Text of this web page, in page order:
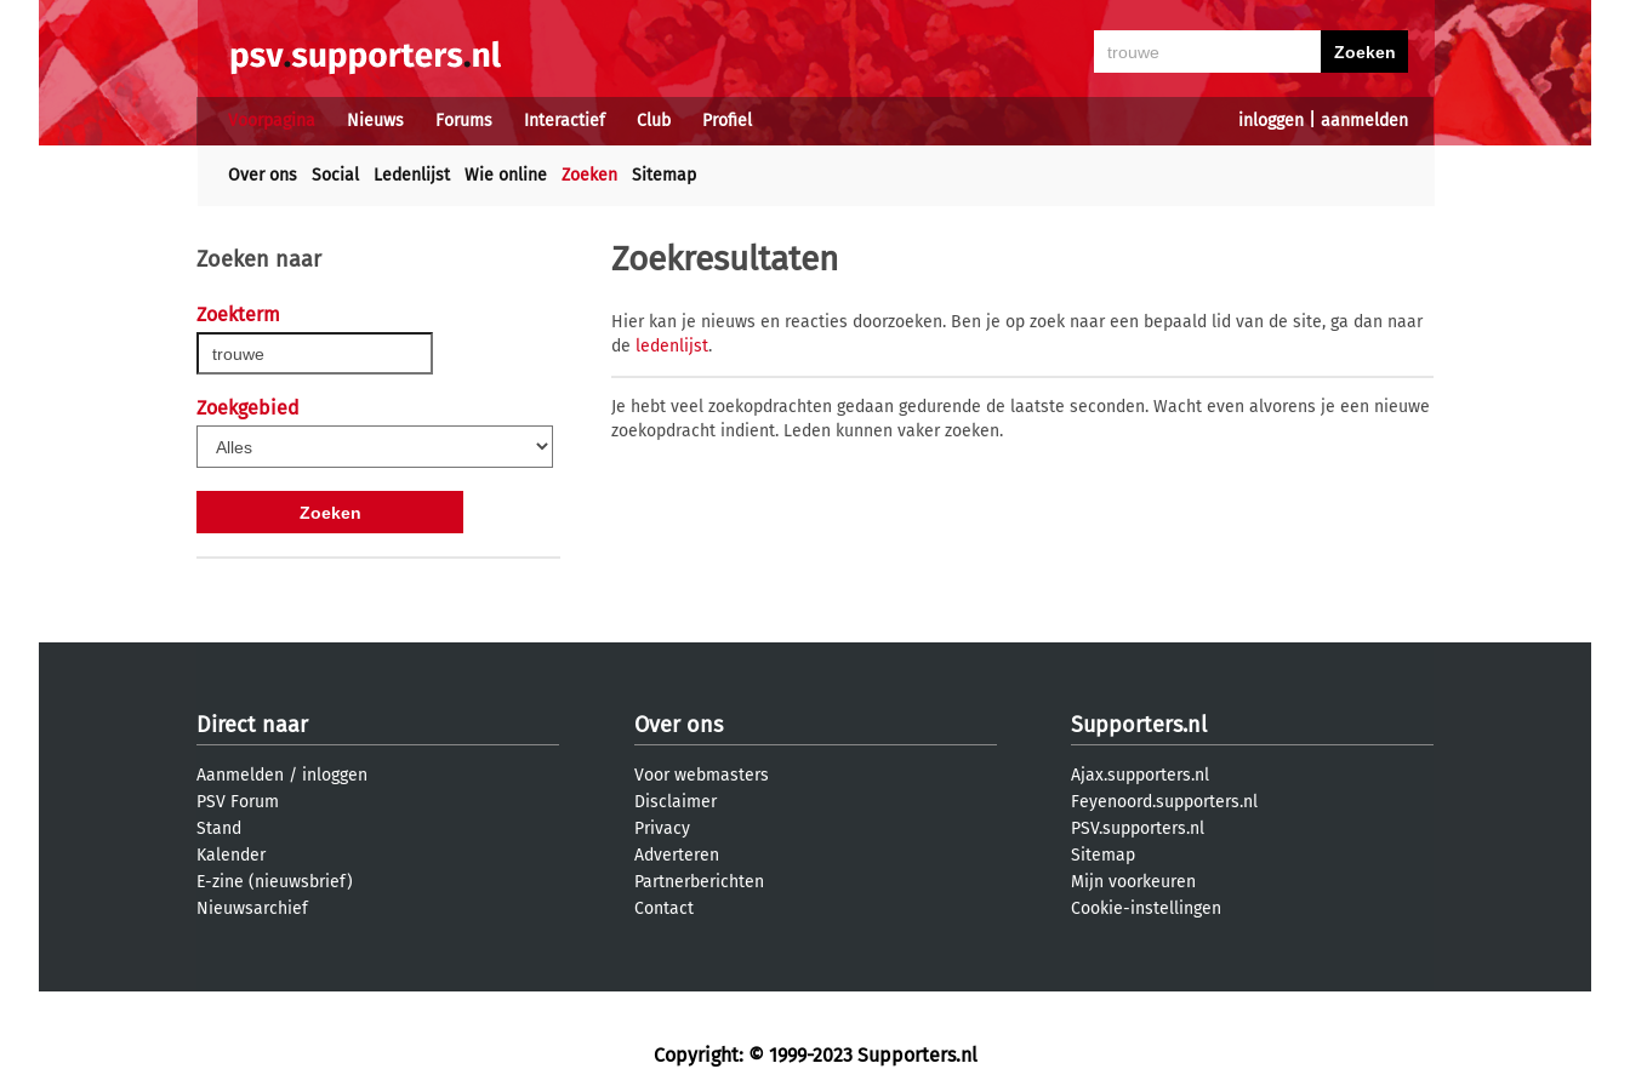
inloggen| aanmelden
Voorpagina Nieuws Forums Interactief Club Profiel
Over ons Social Ledenlijst Wie online Zoeken Sitemap
Zoeken naar
Zoekterm
Zoekgebied
Zoekresultaten
Hier kan je nieuws en reacties doorzoeken. Ben je op zoek naar een bepaald lid van de site, ga dan naar
de ledenlijst.
Je hebt veel zoekopdrachten gedaan gedurende de laatste seconden. Wacht even alvorens je een nieuwe
zoekopdracht indient. Leden kunnen vaker zoeken.
Direct naar
Aanmelden / inloggen
PSV Forum
Stand
Kalender
E-zine (nieuwsbrief)
Nieuwsarchief
Over ons
Voor webmasters
Disclaimer
Privacy
Adverteren
Partnerberichten
Contact
Supporters.nl
Ajax.supporters.nl
Feyenoord.supporters.nl
PSV.supporters.nl
Sitemap
Mijn voorkeuren
Cookie-instellingen
Copyright: © 1999-2023 Supporters.nl